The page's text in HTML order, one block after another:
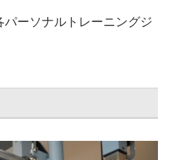
ーソナルトレーニングジ